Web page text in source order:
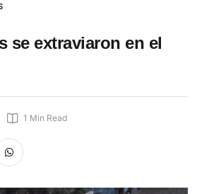
se extraviaron en el
1 Min Read